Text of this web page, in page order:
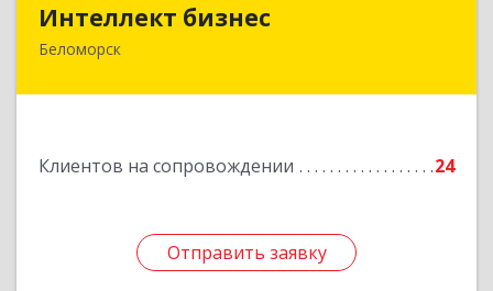
Интеллект бизнес
Беломорск
Клиентов на сопровождении 24
Отправить заявку
Отправить заявку